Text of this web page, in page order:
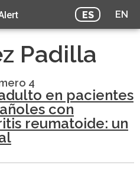
ES EN
Padilla
4
en pacientes
con
reumatoide: un